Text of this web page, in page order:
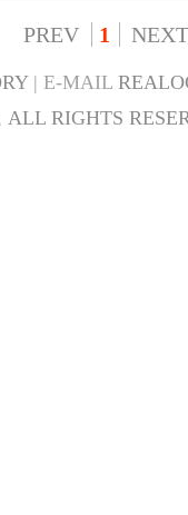
PREV 1 NEXT
| E-MAIL
RIGHTS